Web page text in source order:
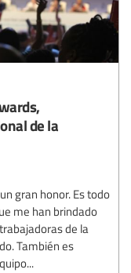
de la
gran honor. Es todo
me han brindado
de la
También es